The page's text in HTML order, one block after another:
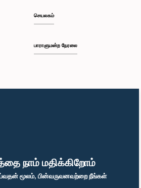
நாம் மதிக்கிறோம்
மூலம், பின்வருவனவற்றை நீங்கள்
செயலகம்
பாராளுமன்ற நேரலை